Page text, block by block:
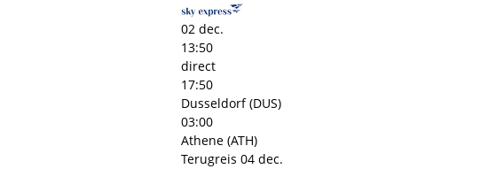
02 dec.
13:50
direct
17:50
Dusseldorf (DUS)
03:00
Athene (ATH)
Terugreis 04 dec.